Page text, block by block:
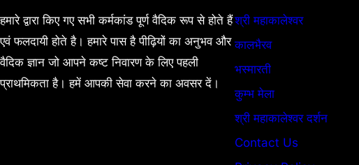
हमारे द्वारा किए गए सभी कर्मकांड पूर्ण वैदिक रूप से होते हैं
एवं फलदायी होते है। हमारे पास है पीढ़ियों का अनुभव और
वैदिक ज्ञान जो आपने कष्ट निवारण के लिए पहली
प्राथमिकता है। हमें आपकी सेवा करने का अवसर दें।
श्री महाकालेश्वर
कालभैरव
भस्मारती
कुम्भ मेला
श्री महाकालेश्वर दर्शन
Contact Us